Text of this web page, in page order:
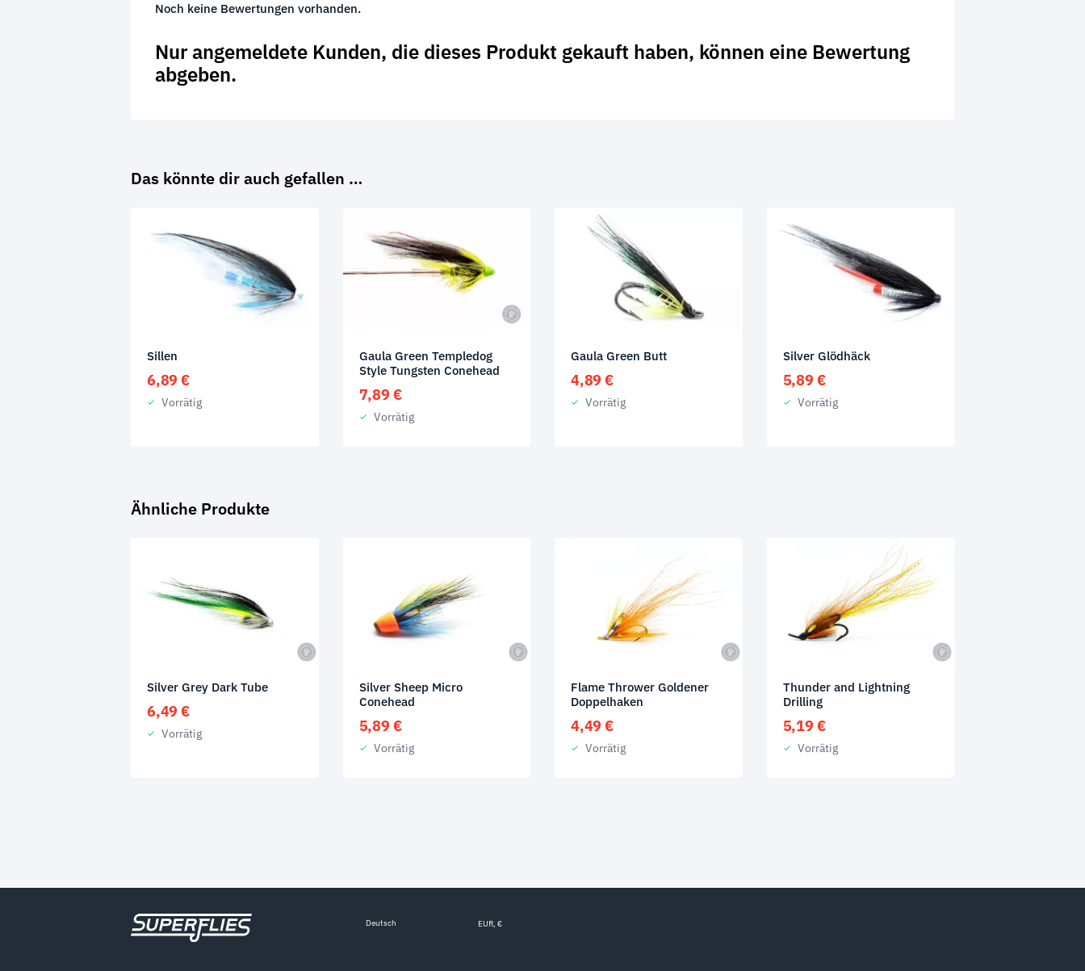
Noch keine Bewertungen vorhanden.
Nur angemeldete Kunden, die dieses Produkt gekauft haben, können eine Bewertung
abgeben.
Das könnte dir auch gefallen …
Sillen
6,89 €
Vorrätig
Gaula Green Templedog
Style Tungsten Conehead
7,89 €
Vorrätig
Gaula Green Butt
4,89 €
Vorrätig
Silver Glödhäck
5,89 €
Vorrätig
Ähnliche Produkte
Silver Grey Dark Tube
6,49 €
Vorrätig
Silver Sheep Micro
Conehead
5,89 €
Vorrätig
Flame Thrower Goldener
Doppelhaken
4,49 €
Vorrätig
Thunder and Lightning
Drilling
5,19 €
Vorrätig
Deutsch EUR, €